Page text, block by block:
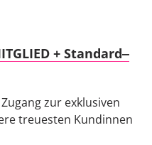
+ Standard‒
zur exklusiven
treuesten Kundinnen